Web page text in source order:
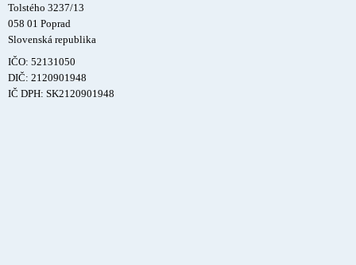
Tolstého 3237/13
058 01 Poprad
Slovenská republika
IČO: 52131050
DIČ: 2120901948
IČ DPH: SK2120901948